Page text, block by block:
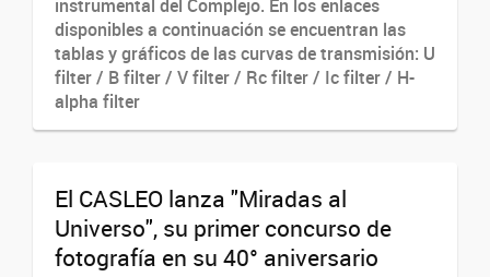
instrumental del Complejo. En los enlaces
disponibles a continuación se encuentran las
tablas y gráficos de las curvas de transmisión: U
filter / B filter / V filter / Rc filter / Ic filter / H-
alpha filter
El CASLEO lanza "Miradas al
Universo", su primer concurso de
fotografía en su 40° aniversario